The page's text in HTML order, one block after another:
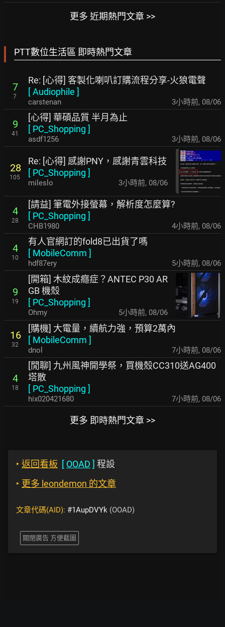
更多 近期熱門文章 >>
PTT數位生活區 即時熱門文章
7
7
Re: [心得] 客製化喇叭訂購流程分享-火狼電聲
[Audiophile ]
carstenan 3小時前, 08/06
9
41
[心得] 華碩品質 半月為止
[ PC_Shopping ]
asdf1256 3小時前, 08/06
28
105
Re: [心得] 感謝PNY，感謝青雲科技
[ PC_Shopping ]
mileslo 3小時前, 08/06
4
28
[請益] 筆電外接螢幕，解析度怎麼算?
[ PC_Shopping ]
CHB1980 4小時前, 08/06
4
10
有人官網訂的fold8已出貨了嗎
[ MobileComm ]
hdf87ery 5小時前, 08/06
9
19
[開箱] 木紋成癮症？ANTEC P30 AR
GB 機殼
[ PC_Shopping ]
Ohmy 5小時前, 08/06
16
32
[購機] 大電量，續航力強，預算2萬內
[ MobileComm ]
dnol 7小時前, 08/06
4
18
[閒聊] 九州風神開學祭，買機殼CC310送AG400
塔散
[ PC_Shopping ]
hix020421680 7小時前, 08/06
更多 即時熱門文章 >>
‣ 返回看板 [ OOAD ] 程設
‣ 更多 leondemon 的文章
文章代碼(AID): #1AupDVYk (OOAD)
關閉廣告 方便截圖